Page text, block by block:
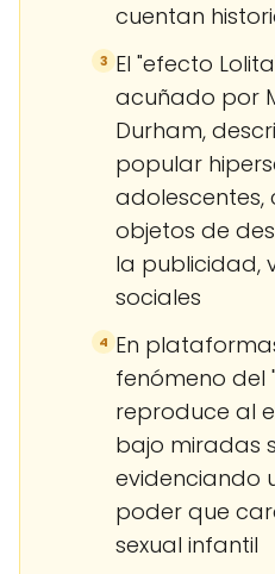
cuentan
3 El "efecto
acuñado por
Durham,
popular
adolescentes,
objetos de
la publicidad,
sociales
4 En
fenómeno del
reproduce al
bajo miradas
evidenciando
poder que
sexual infantil